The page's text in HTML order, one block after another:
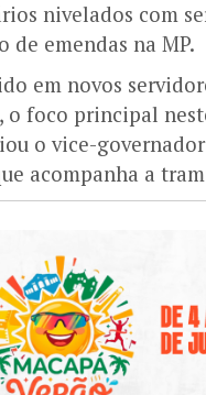
nivelados com
de emendas na MP.
em novos
o foco principal
o vice-
acompanha a